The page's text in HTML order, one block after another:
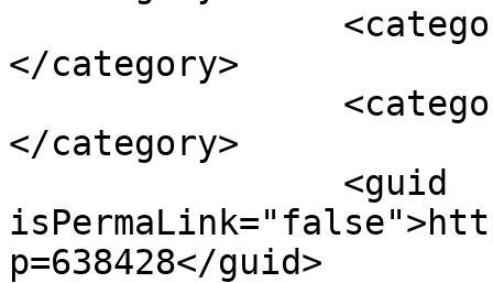
</category>
</category>
p=638428</guid>